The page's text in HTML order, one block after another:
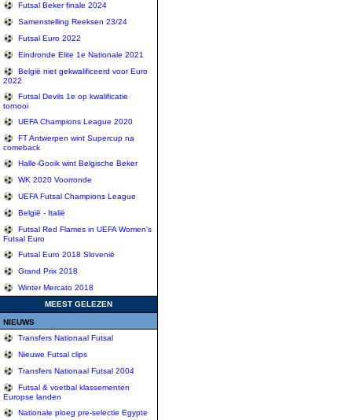
Futsal Beker finale 2024
Samenstelling Reeksen 23/24
Futsal Euro 2022
Eindronde Elite 1e Nationale 2021
België niet gekwalificeerd voor Euro
2022
Futsal Devils 1e op kwalificatie
tornooi
UEFA Champions League 2020
FT Antwerpen wint Supercup na
comeback
Halle-Gooik wint Belgische Beker
WK 2020 Voorronde
UEFA Futsal Champions League
België - Italië
Futsal Red Flames in UEFA Women's
Futsal Euro
Futsal Euro 2018 Slovenië
Grand Prix 2018
Winter Mercato 2018
MEEST GELEZEN
NIEUWS
Transfers Nationaal Futsal
Nieuwe Futsal clips
Transfers Nationaal Futsal 2004
Futsal & voetbal klassementen
Europse landen
Nationale ploeg pre-selectie Egypte